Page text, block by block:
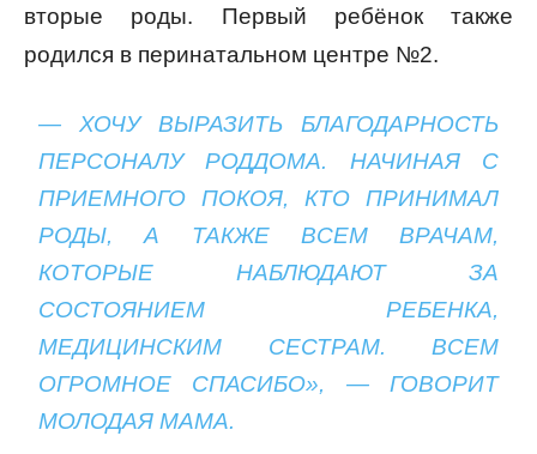
вторые роды. Первый ребёнок также
родился в перинатальном центре №2.
— ХОЧУ ВЫРАЗИТЬ БЛАГОДАРНОСТЬ
ПЕРСОНАЛУ РОДДОМА. НАЧИНАЯ С
ПРИЕМНОГО ПОКОЯ, КТО ПРИНИМАЛ
РОДЫ, А ТАКЖЕ ВСЕМ ВРАЧАМ,
КОТОРЫЕ НАБЛЮДАЮТ ЗА
СОСТОЯНИЕМ РЕБЕНКА,
МЕДИЦИНСКИМ СЕСТРАМ. ВСЕМ
ОГРОМНОЕ СПАСИБО», — ГОВОРИТ
МОЛОДАЯ МАМА.